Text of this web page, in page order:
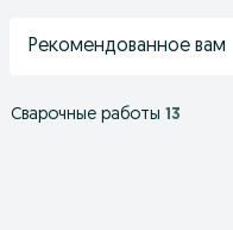
Рекомендованное вам
Сварочные работы 13